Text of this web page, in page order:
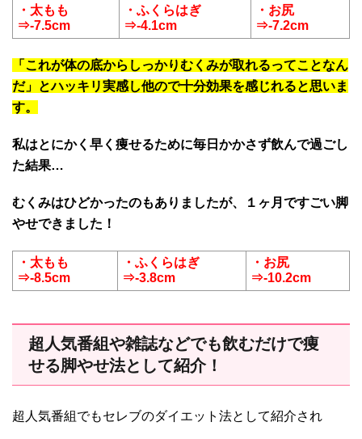
・太もも
⇒-7.5cm
・ふくらはぎ
⇒-4.1cm
・お尻
⇒-7.2cm
「 これが体の底からしっかりむくみが取れるってことなん
だ」とハッキリ実感し他ので十分効果を感じれると思いま
す。
私はとにかく早く痩せるために毎日かかさず飲んで過ごし
た結果…
むくみはひどかったのもありましたが、１ヶ月ですごい脚
やせできました！
・太もも
⇒-8.5cm
・ふくらはぎ
⇒-3.8cm
・お尻
⇒-10.2cm
超人気番組や雑誌などでも飲むだけで痩
せる脚やせ法として紹介！
超人気番組でもセレブのダイエット法として紹介され